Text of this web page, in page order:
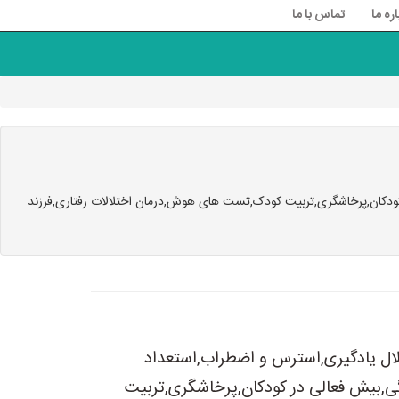
ما تماس با ما
کودک,تست های هوش,درمان اختلالات رفتاری,فرزند
یادگیری,استرس و اضطراب,استعداد
فعالی در کودکان,پرخاشگری,تربیت